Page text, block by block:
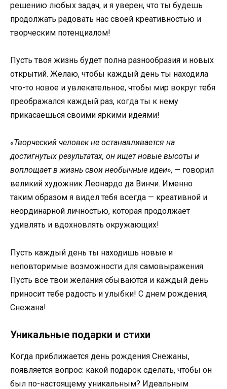
решению любых задач, и я уверен, что ты будешь
продолжать радовать нас своей креативностью и
творческим потенциалом!
Пусть твоя жизнь будет полна разнообразия и новых
открытий. Желаю, чтобы каждый день ты находила
что-то новое и увлекательное, чтобы мир вокруг тебя
преображался каждый раз, когда ты к нему
прикасаешься своими яркими идеями!
«Творческий человек не останавливается на
достигнутых результатах, он ищет новые высоты и
воплощает в жизнь свои необычные идеи», — говорил
великий художник Леонардо да Винчи. Именно
таким образом я видел тебя всегда — креативной и
неординарной личностью, которая продолжает
удивлять и вдохновлять окружающих!
Пусть каждый день ты находишь новые и
неповторимые возможности для самовыражения.
Пусть все твои желания сбываются и каждый день
приносит тебе радость и улыбки! С днем рождения,
Снежана!
Уникальные подарки и стихи
Когда приближается день рождения Снежаны,
появляется вопрос: какой подарок сделать, чтобы он
был по-настоящему уникальным? Идеальным